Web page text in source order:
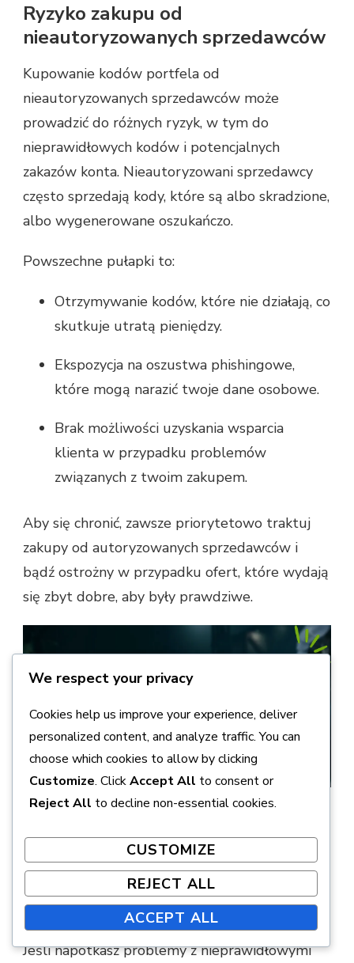
Ryzyko zakupu od
nieautoryzowanych sprzedawców
Kupowanie kodów portfela od
nieautoryzowanych sprzedawców może
prowadzić do różnych ryzyk, w tym do
nieprawidłowych kodów i potencjalnych
zakazów konta. Nieautoryzowani sprzedawcy
często sprzedają kody, które są albo skradzione,
albo wygenerowane oszukańczo.
Powszechne pułapki to:
Otrzymywanie kodów, które nie działają, co
skutkuje utratą pieniędzy.
Ekspozycja na oszustwa phishingowe,
które mogą narazić twoje dane osobowe.
Brak możliwości uzyskania wsparcia
klienta w przypadku problemów
związanych z twoim zakupem.
Aby się chronić, zawsze priorytetowo traktuj
zakupy od autoryzowanych sprzedawców i
bądź ostrożny w przypadku ofert, które wydają
się zbyt dobre, aby były prawdziwe.
Jakie są opcje zwrotu lub
wymiany dla
nieprawidłowych kodów
portfela?
Jeśli napotkasz problemy z nieprawidłowymi
We respect your privacy
Cookies help us improve your experience, deliver
personalized content, and analyze traffic. You can
choose which cookies to allow by clicking
Customize. ClickAccept All to consent or
Reject All to decline non-essential cookies.
CUSTOMIZE
REJECT ALL
ACCEPT ALL